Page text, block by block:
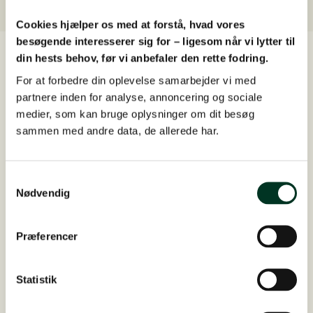
Cookies hjælper os med at forstå, hvad vores
besøgende interesserer sig for – ligesom når vi lytter til
din hests behov, før vi anbefaler den rette fodring.
For at forbedre din oplevelse samarbejder vi med
partnere inden for analyse, annoncering og sociale
medier, som kan bruge oplysninger om dit besøg
sammen med andre data, de allerede har.
Nødvendig
Præferencer
Statistik
Læs flere kundehistorier
Se alle historier
17. juni 2026